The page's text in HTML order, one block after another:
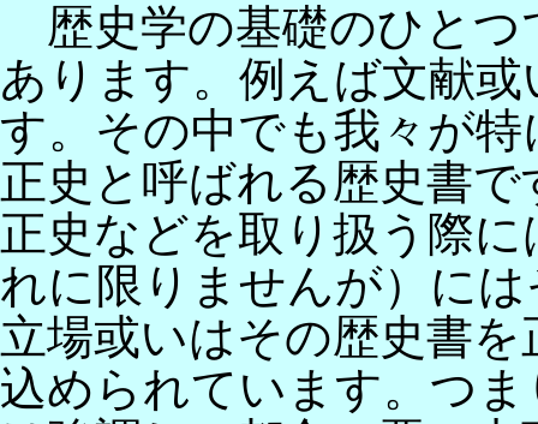
歴史学の基礎のひとつ
あります。例えば文献
す。その中でも我々が
正史と呼ばれる歴史書
正史などを取り扱う際
れに限りませんが）に
立場或いはその歴史書
込められています。つ